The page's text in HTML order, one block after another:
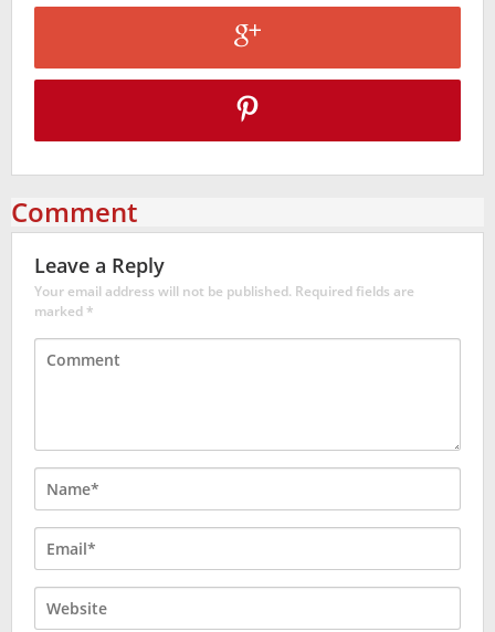
Comment
Leave a Reply
Your email address will not be published. Required fields are
marked*